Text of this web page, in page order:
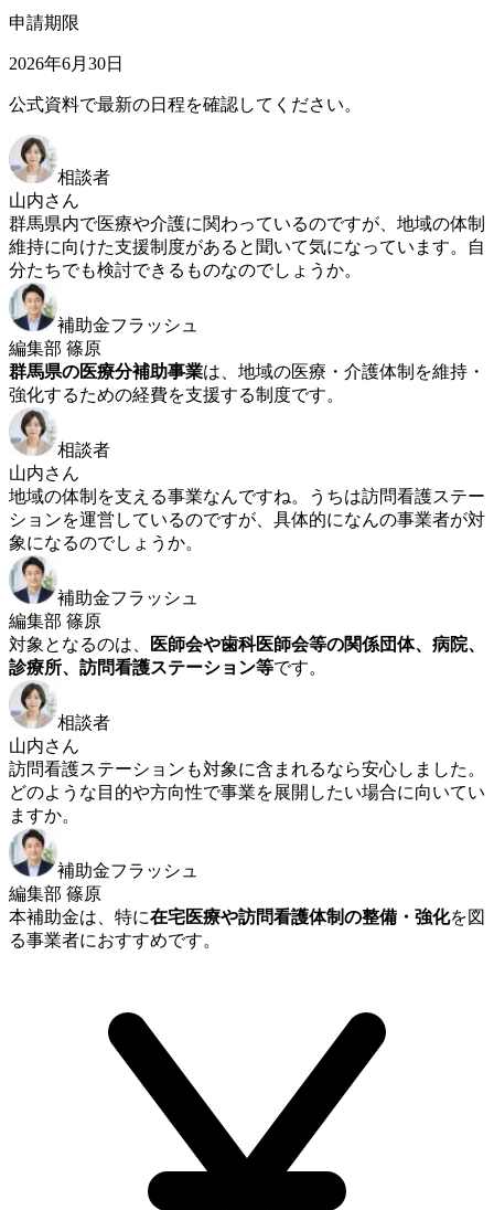
申請期限
2026年6月30日
公式資料で最新の日程を確認してください。
相談者
山内さん
群馬県内で医療や介護に関わっているのですが、地域の体制
維持に向けた支援制度があると聞いて気になっています。自
分たちでも検討できるものなのでしょうか。
補助金フラッシュ
編集部 篠原
群馬県の医療分補助事業は、地域の医療・介護体制を維持・
強化するための経費を支援する制度です。
相談者
山内さん
地域の体制を支える事業なんですね。うちは訪問看護ステー
ションを運営しているのですが、具体的になんの事業者が対
象になるのでしょうか。
補助金フラッシュ
編集部 篠原
対象となるのは、
医師会や歯科医師会等の関係団体、病院、
診療所、訪問看護ステーション等です。
相談者
山内さん
訪問看護ステーションも対象に含まれるなら安心しました。
どのような目的や方向性で事業を展開したい場合に向いてい
ますか。
補助金フラッシュ
編集部 篠原
本補助金は、特に在宅医療や訪問看護体制の整備・強化を図
る事業者におすすめです。